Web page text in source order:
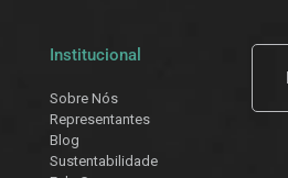
Institucional
Sobre Nós
Representantes
Blog
Sustentabilidade